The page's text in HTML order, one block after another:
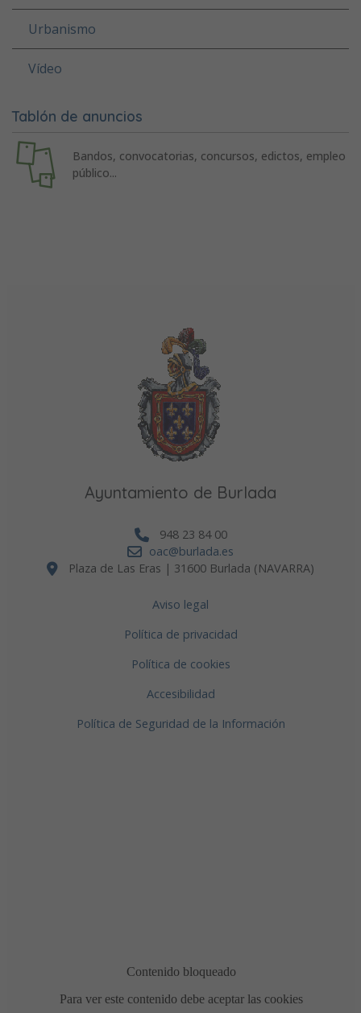
Urbanismo
Vídeo
Tablón de anuncios
Bandos, convocatorias, concursos, edictos, empleo
público...
Ayuntamiento de Burlada
948 23 84 00
oac@burlada.es
Plaza de Las Eras | 31600 Burlada (NAVARRA)
Aviso legal
Política de privacidad
Política de cookies
Accesibilidad
Política de Seguridad de la Información